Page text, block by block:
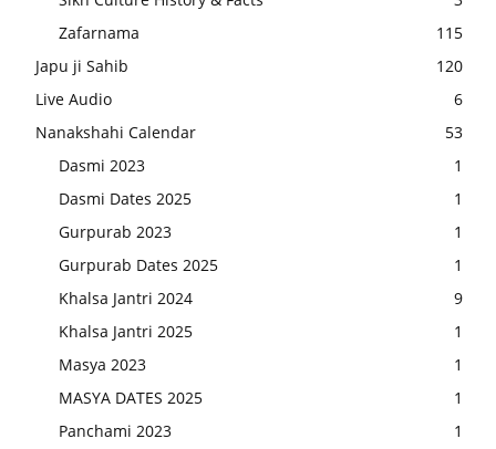
Zafarnama
115
Japu ji Sahib
120
Live Audio
6
Nanakshahi Calendar
53
Dasmi 2023
1
Dasmi Dates 2025
1
Gurpurab 2023
1
Gurpurab Dates 2025
1
Khalsa Jantri 2024
9
Khalsa Jantri 2025
1
Masya 2023
1
MASYA DATES 2025
1
Panchami 2023
1